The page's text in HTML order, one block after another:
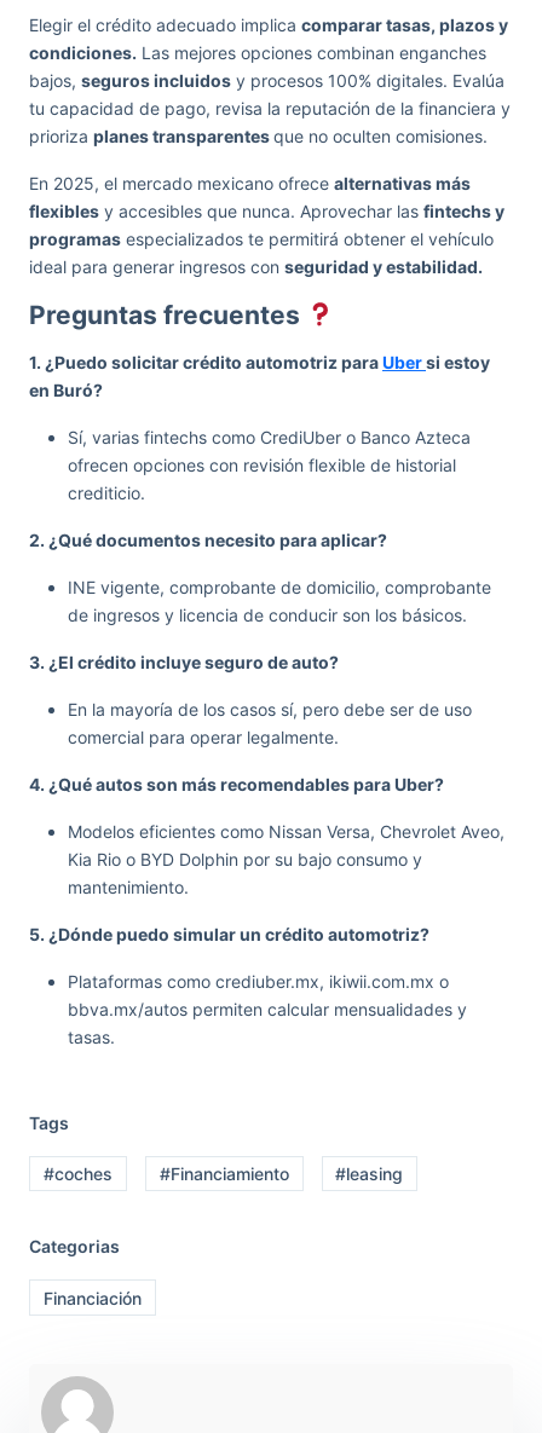
Elegir el crédito adecuado implica comparar tasas, plazos y
condiciones. Las mejores opciones combinan enganches
bajos, seguros incluidos y procesos 100% digitales. Evalúa
tu capacidad de pago, revisa la reputación de la financiera y
prioriza planes transparentesque no oculten comisiones.
En 2025, el mercado mexicano ofrece alternativas más
flexibles y accesibles que nunca. Aprovechar las fintechs y
programas especializados te permitirá obtener el vehículo
ideal para generar ingresos con seguridad y estabilidad.
Preguntas frecuentes
1. ¿Puedo solicitar crédito automotriz paraUbersi estoy
en Buró?
Sí, varias fintechs como CrediUber o Banco Azteca
ofrecen opciones con revisión flexible de historial
crediticio.
2. ¿Qué documentos necesito para aplicar?
INE vigente, comprobante de domicilio, comprobante
de ingresos y licencia de conducir son los básicos.
3. ¿El crédito incluye seguro de auto?
En la mayoría de los casos sí, pero debe ser de uso
comercial para operar legalmente.
4. ¿Qué autos son más recomendables para Uber?
Modelos eficientes como Nissan Versa, Chevrolet Aveo,
Kia Rio o BYD Dolphin por su bajo consumo y
mantenimiento.
5. ¿Dónde puedo simular un crédito automotriz?
Plataformas como crediuber.mx, ikiwii.com.mx o
bbva.mx/autos permiten calcular mensualidades y
tasas.
Tags
#coches #Financiamiento #leasing
Categorias
Financiación